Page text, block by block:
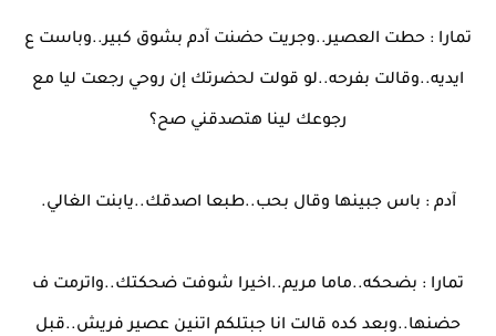
تمارا : حطت العصير..وجريت حضنت آدم بشوق كبير..وباست ع
ايديه..وقالت بفرحه..لو قولت لحضرتك إن روحي رجعت ليا مع
رجوعك لينا هتصدقني صح؟
آدم : باس جبينها وقال بحب..طبعا اصدقك..يابنت الغالي.
تمارا : بضحكه..ماما مريم..اخيرا شوفت ضحكتك..واترمت ف
حضنها..وبعد كده قالت انا جبتلكم اتنين عصير فريش..قبل